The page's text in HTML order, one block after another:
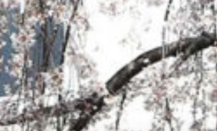
: Attempt to read property "cat_name" on null in